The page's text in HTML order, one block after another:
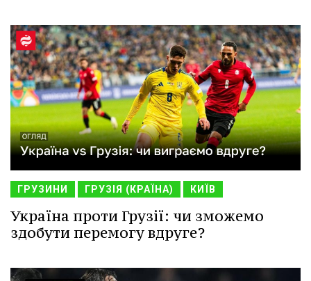
ГРУЗИНИ ГРУЗІЯ (КРАЇНА) КИЇВ
Україна проти Грузії: чи зможемо
здобути перемогу вдруге?